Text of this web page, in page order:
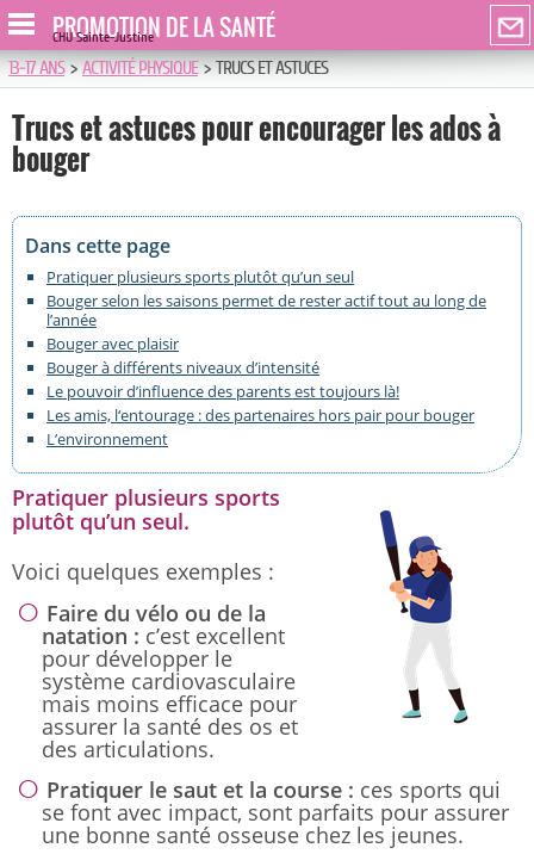
PROMOTION DE LA SANTÉ
CHU Sainte-Justine
13-17 ANS>ACTIVITÉ PHYSIQUE>TRUCS ET ASTUCES
Trucs et astuces pour encourager les ados à
bouger
Dans cette page
Pratiquer plusieurs sports plutôt qu’un seul
Bouger selon les saisons permet de rester actif tout au long de
l’année
Bouger avec plaisir
Bouger à différents niveaux d’intensité
Le pouvoir d’influence des parents est toujours là!
Les amis, l‘entourage : des partenaires hors pair pour bouger
L’environnement
Pratiquer plusieurs sports
plutôt qu’un seul.
Voici quelques exemples :
Faire du vélo ou de la
natation : c’est excellent
pour développer le
système cardiovasculaire
mais moins efficace pour
assurer la santé des os et
des articulations.
Pratiquer le saut et la course : ces sports qui
se font avec impact, sont parfaits pour assurer
une bonne santé osseuse chez les jeunes.